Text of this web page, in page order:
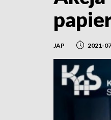
JAP 2021-